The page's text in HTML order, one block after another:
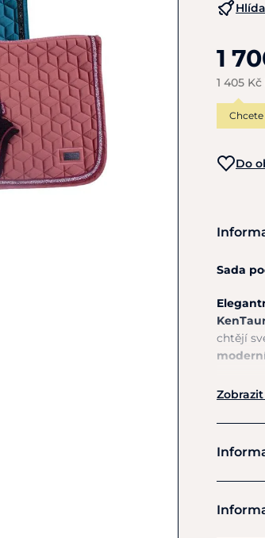
1
1 405
Do
Sada
chtějí
Chrání